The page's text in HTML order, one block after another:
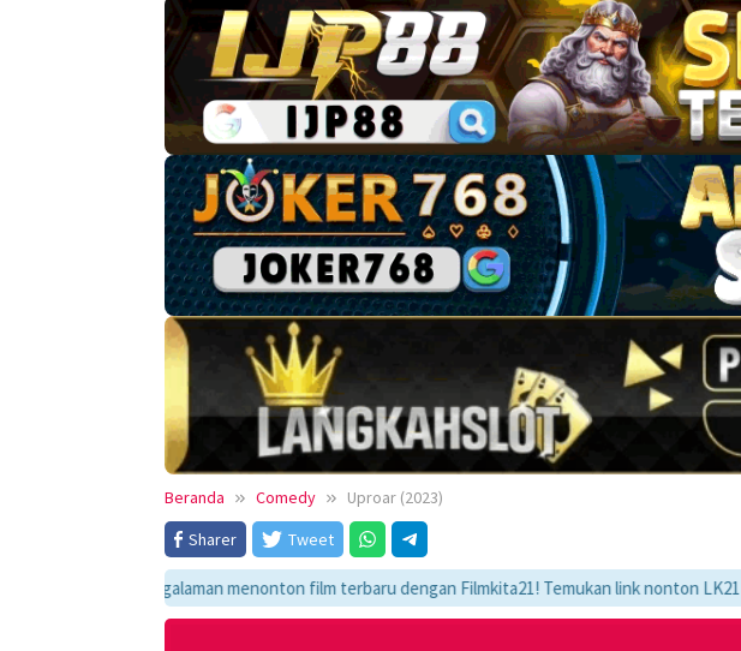
Beranda Comedy
Uproar (2023)
Sharer
Tweet
pengalaman menonton film terbaru dengan Filmkita21! Temukan link nonton LK21 &